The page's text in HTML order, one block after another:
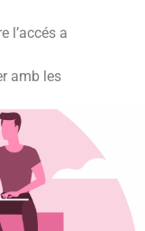
l’accés a
amb les